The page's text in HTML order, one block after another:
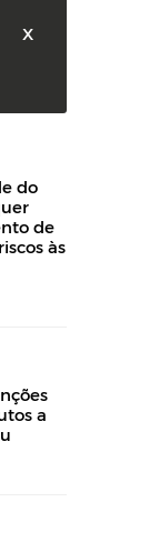
X
do
de
às
a